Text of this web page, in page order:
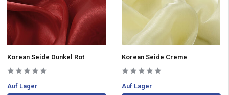
Korean Seide Dunkel Rot
Auf Lager
Korean Seide Creme
Auf Lager